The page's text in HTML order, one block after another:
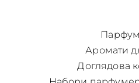
Аромати
Доглядова